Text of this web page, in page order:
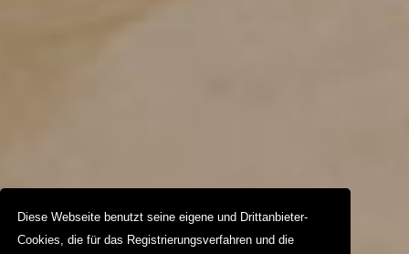
Diese Webseite benutzt seine eigene und Drittanbieter-
Cookies, die für das Registrierungsverfahren und die